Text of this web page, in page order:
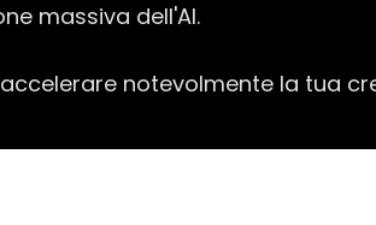
massiva dell'AI.
notevolmente la tua